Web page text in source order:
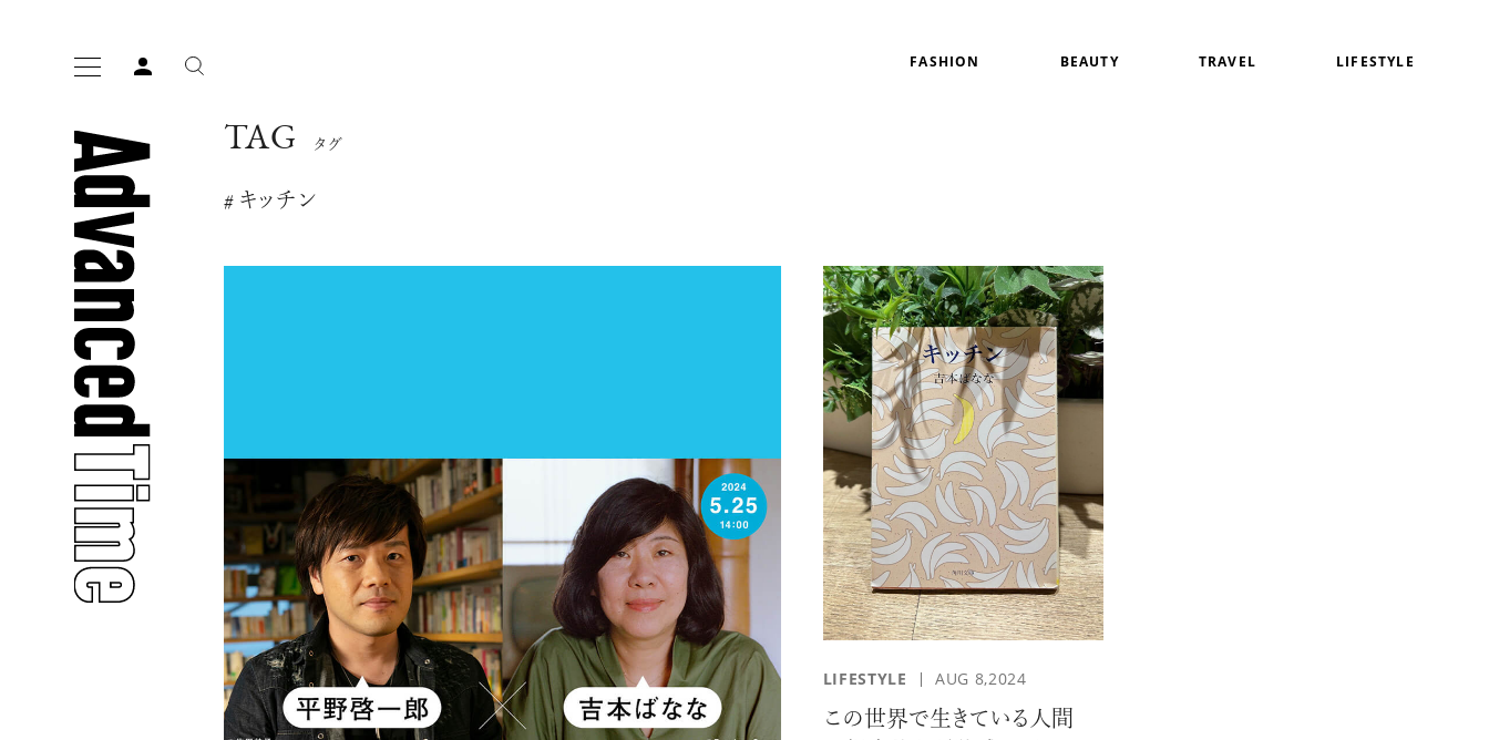
FASHION BEAUTY TRAVEL LIFESTYLE
人気の検索ワード
美白
人気のタグ
#WATCH #JEWELRY #CAR LIFE
TAG タグ
# キッチン
LIFESTYLE AUG 8,2024
この世界で生きている人間